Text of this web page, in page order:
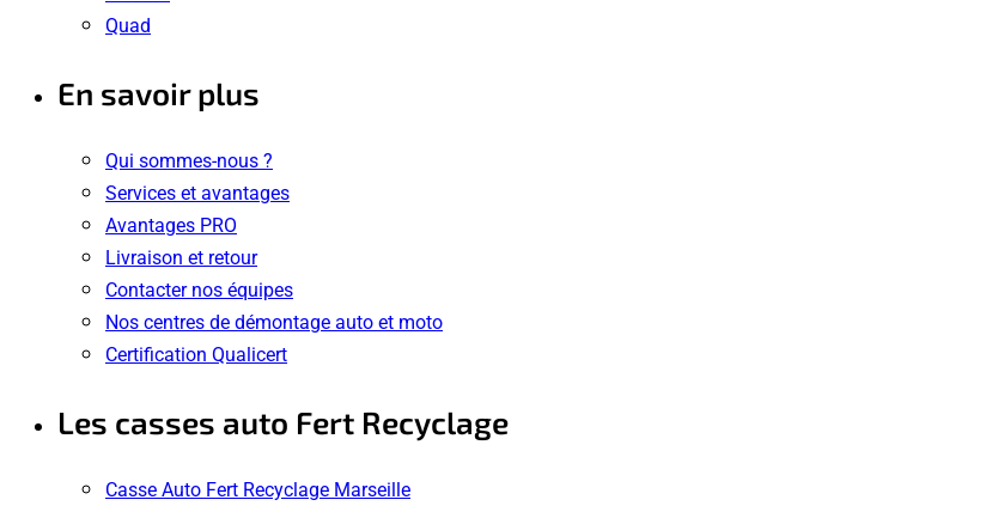
Quad
En savoir plus
Qui sommes-nous ?
Services et avantages
Avantages PRO
Livraison et retour
Contacter nos équipes
Nos centres de démontage auto et moto
Certification Qualicert
Les casses auto Fert Recyclage
Casse Auto Fert Recyclage Marseille